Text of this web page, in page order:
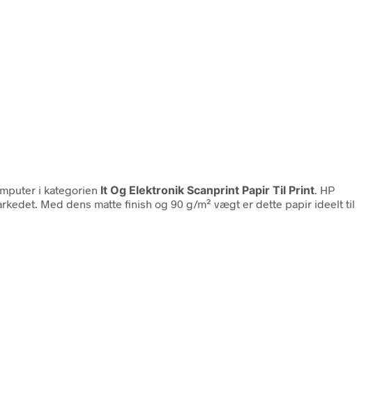
i kategorien It Og Elektronik Scanprint Papir Til Print . HP
Med dens matte finish og 90 g/m² vægt er dette papir ideelt til